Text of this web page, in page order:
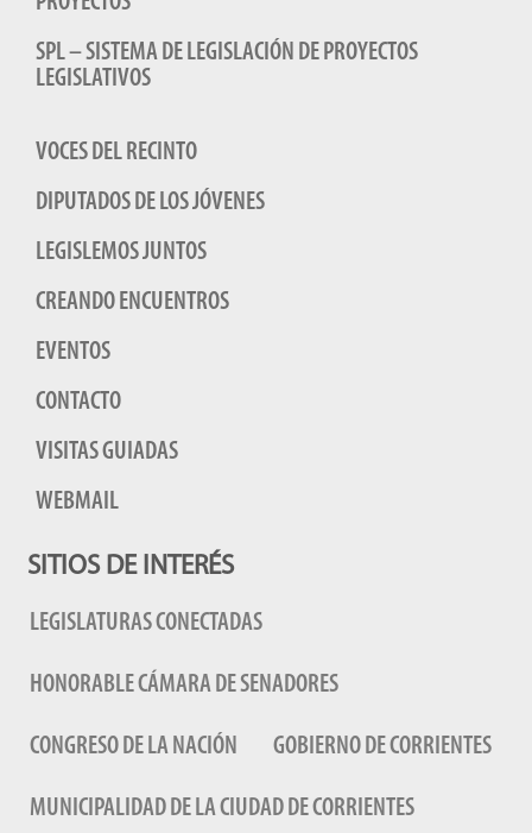
SPL – SISTEMA DE LEGISLACIÓN DE PROYECTOS
LEGISLATIVOS
VOCES DEL RECINTO
DIPUTADOS DE LOS JÓVENES
LEGISLEMOS JUNTOS
CREANDO ENCUENTROS
EVENTOS
CONTACTO
VISITAS GUIADAS
WEBMAIL
SITIOS DE INTERÉS
LEGISLATURAS CONECTADAS
HONORABLE CÁMARA DE SENADORES
CONGRESO DE LA NACIÓN GOBIERNO DE CORRIENTES
MUNICIPALIDAD DE LA CIUDAD DE CORRIENTES